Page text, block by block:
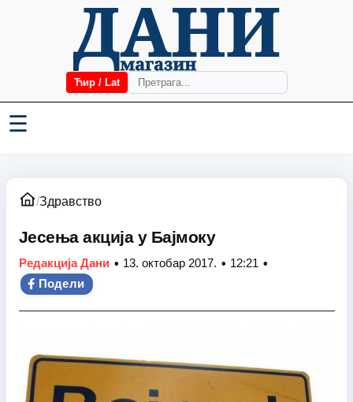
Ћир / Lat
☰
/Здравство
Јесења акција у Бајмоку
Редакција Дани • 13. октобар 2017. • 12:21 •
Подели